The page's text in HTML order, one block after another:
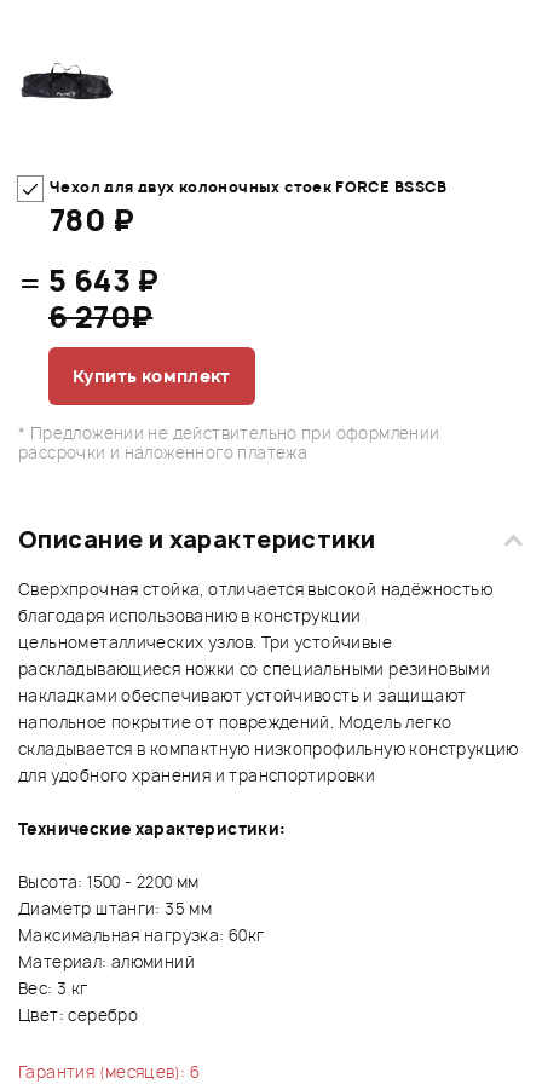
Чехол для двух колоночных стоек FORCE BSSCB
780 ₽
= 5 643 ₽
6 270₽
Купить комплект
* Предложении не действительно при оформлении
рассрочки и наложенного платежа
Описание и характеристики
Сверхпрочная стойка, отличается высокой надёжностью
благодаря использованию в конструкции
цельнометаллических узлов. Три устойчивые
раскладывающиеся ножки со специальными резиновыми
накладками обеспечивают устойчивость и защищают
напольное покрытие от повреждений. Модель легко
складывается в компактную низкопрофильную конструкцию
для удобного хранения и транспортировки
Технические характеристики:
Высота: 1500 - 2200 мм
Диаметр штанги: 35 мм
Максимальная нагрузка: 60кг
Материал: алюминий
Вес: 3 кг
Цвет: серебро
Гарантия (месяцев): 6